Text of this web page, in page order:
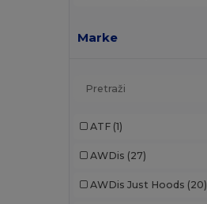
Marke
ATF (1)
AWDis (27)
AWDis Just Hoods (20)